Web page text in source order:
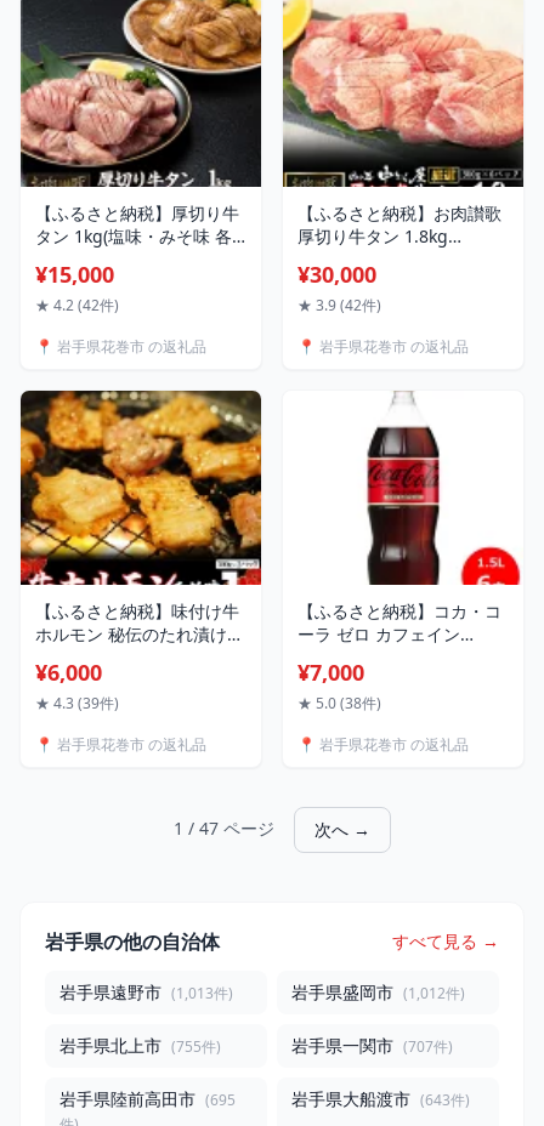
【ふるさと納税】厚切り牛
タン 1kg(塩味・みそ味 各
と たんなか 塩タン 味噌タ
ン 冷凍 真空パック 味付け
¥15,000
★ 4.2 (42件)
📍 岩手県花巻市 の返礼品
【ふるさと納税】お肉讃歌
厚切り牛タン 1.8kg
匠 中むら屋厳選＞ 牛タン
お肉 牛肉 肉 焼肉 たんもと
空パック 味付け肉
¥30,000
★ 3.9 (42件)
📍 岩手県花巻市 の返礼品
【ふるさと納税】味付け牛
ホルモン 秘伝のたれ漬け
ク） 焼肉 ホルモン お肉 バ
ーベキュー
¥6,000
★ 4.3 (39件)
📍 岩手県花巻市 の返礼品
【ふるさと納税】コカ・コ
ーラ ゼロ カフェイン
ル 糖質オフ コカコーラ
¥7,000
★ 5.0 (38件)
📍 岩手県花巻市 の返礼品
1 / 47 ページ 次へ →
岩手県の他の自治体 すべて見る →
岩手県遠野市 (1,013件) 岩手県盛岡市 (1,012件)
岩手県北上市 (755件) 岩手県一関市 (707件)
岩手県陸前高田市 (695
岩手県大船渡市 (643件)